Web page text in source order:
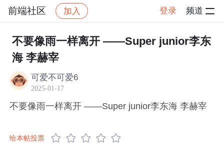
前端社区 加入 登录 频道
社区 前端社区 感慨
不要像雨一样离开 ——Super junior李东
海 李赫宰
可爱不可爱6
2025-01-17
不要像雨一样离开 ——Super junior李东海 李赫宰
给本帖投票